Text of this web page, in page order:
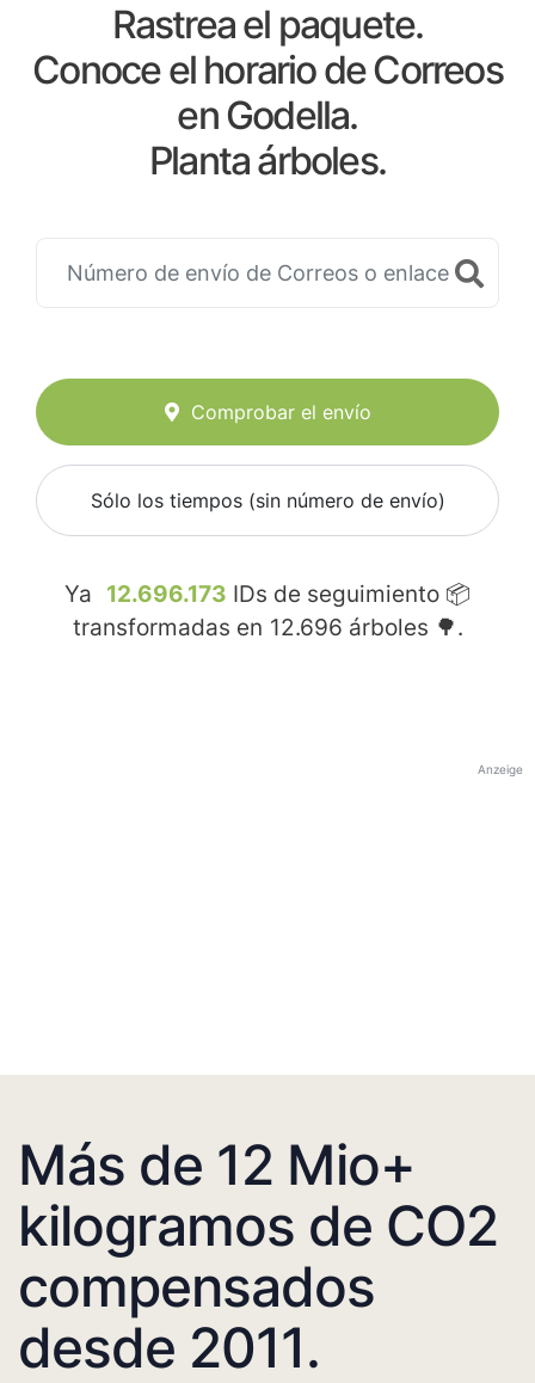
Rastrea el paquete.
Conoce el horario de Correos
en Godella.
Planta árboles.
Comprobar el envío
Sólo los tiempos (sin número de envío)
Ya 12.696.173 IDs de seguimiento 📦
transformadas en 12.696 árboles 🌳.
Anzeige
Más de 12 Mio+
kilogramos de CO2
compensados
desde 2011.